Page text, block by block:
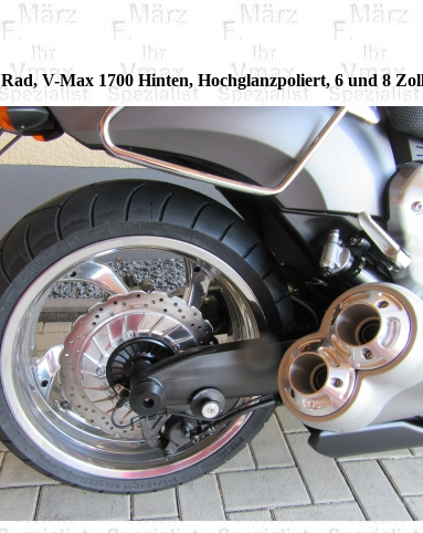
Rad, V-Max 1700 Hinten, Hochglanzpoliert, 6 und 8